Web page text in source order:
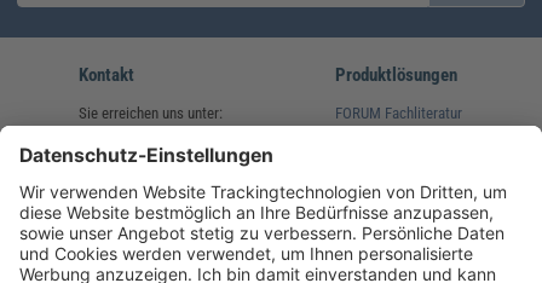
Kontakt
Sie erreichen uns unter:
(08233) 38 11 23
service@forum-verlag.com
Mo-Do 07:30 - 17:00 Uhr
Fr 07:30 - 15:00 Uhr
Produktlösungen
FORUM Fachliteratur